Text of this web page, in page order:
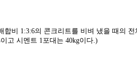
리트를 비벼 냈을 때의 전체 콘크리트량
물시멘트비는 60%이고 시멘트 1포대는 40kg이다.)